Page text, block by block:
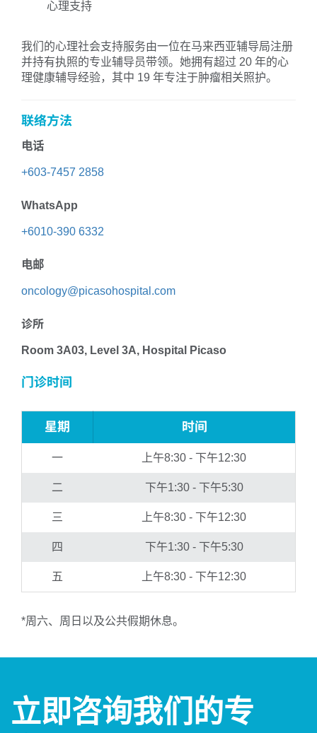
心理支持
我们的心理社会支持服务由一位在马来西亚辅导局注册
并持有执照的专业辅导员带领。她拥有超过 20 年的心
理健康辅导经验，其中 19 年专注于肿瘤相关照护。
联络方法
电话
+603-7457 2858
WhatsApp
+6010-390 6332
电邮
oncology@picasohospital.com
诊所
Room 3A03, Level 3A, Hospital Picaso
门诊时间
星期 时间
一 上午8:30 - 下午12:30
二 下午1:30 - 下午5:30
三 上午8:30 - 下午12:30
四 下午1:30 - 下午5:30
五 上午8:30 - 下午12:30
*周六、周日以及公共假期休息。
立即咨询我们的专